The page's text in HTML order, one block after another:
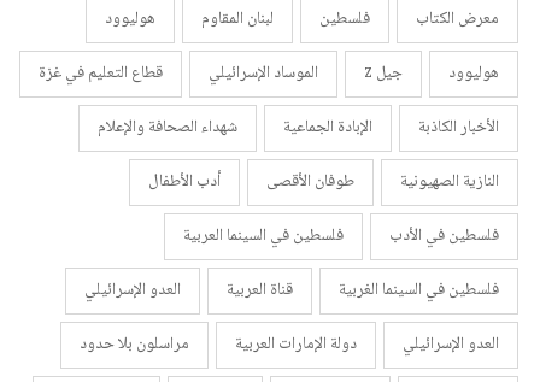
معرض الكتاب
فلسطين لبنان المقاوم
هوليوود
هوليوود
جيل z الموساد الإسرائيلي
قطاع التعليم في غزة
الأخبار الكاذبة
الإبادة الجماعية
شهداء الصحافة والإعلام
النازية الصهيونية
طوفان الأقصى
أدب الأطفال
فلسطين في الأدب
فلسطين في السينما العربية
فلسطين في السينما الغربية
قناة العربية
العدو الإسرائيلي
العدو الإسرائيلي
دولة الإمارات العربية
مراسلون بلا حدود